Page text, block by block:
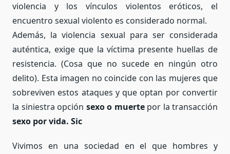
violencia y los vínculos violentos eróticos, el
encuentro sexual violento es considerado normal.
Además, la violencia sexual para ser considerada
auténtica, exige que la víctima presente huellas de
resistencia. (Cosa que no sucede en ningún otro
delito). Esta imagen no coincide con las mujeres que
sobreviven estos ataques y que optan por convertir
la siniestra opción sexo o muertepor la transacción
sexo por vida. Sic
Vivimos en una sociedad en el que hombres y